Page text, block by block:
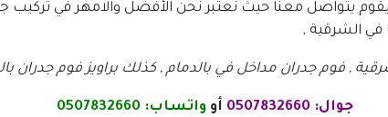
يتواصل معنا حيث نعتبر نحن الأفضل والامهر في تركيب
في الشرقية ,
, فوم جدران مداخل في بالدمام , كذلك براويز فوم جدران
جوال:0507832660 أو واتساب:0507832660